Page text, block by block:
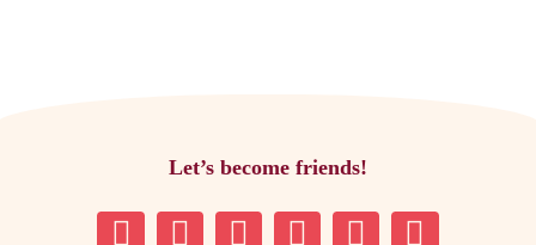
Let’s become friends!